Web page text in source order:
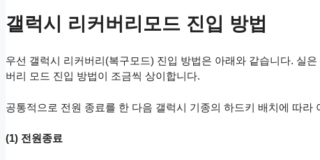
갤럭시 리커버리모드 진입 방법
우선 갤럭시 리커버리(복구모드) 진입 방법은 아래와 같습니다. 실
버리 모드 진입 방법이 조금씩 상이합니다.
공통적으로 전원 종료를 한 다음 갤럭시 기종의 하드키 배치에 따
(1) 전원종료